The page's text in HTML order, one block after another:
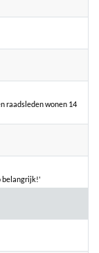
raadsleden wonen 14
belangrijk!'